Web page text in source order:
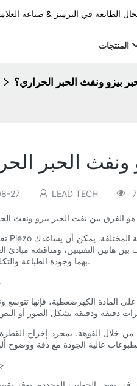
المنتجات
بيزو ونفث الحبر الحراري؟
ونفث الحبر
27 LEAD TECH
هو الفرق بين نفث الحبر بيزو ونفث
المختلفة. يمكن أن يساعدك
هاتين التقنيتين، ومناقشة مبادئ
بهما وجودة الطباعة والتكلفة والتوافق.
المادة الكهرضغطية، فإنها تتوسع
خلال الفوهة. بمجرد إخراج